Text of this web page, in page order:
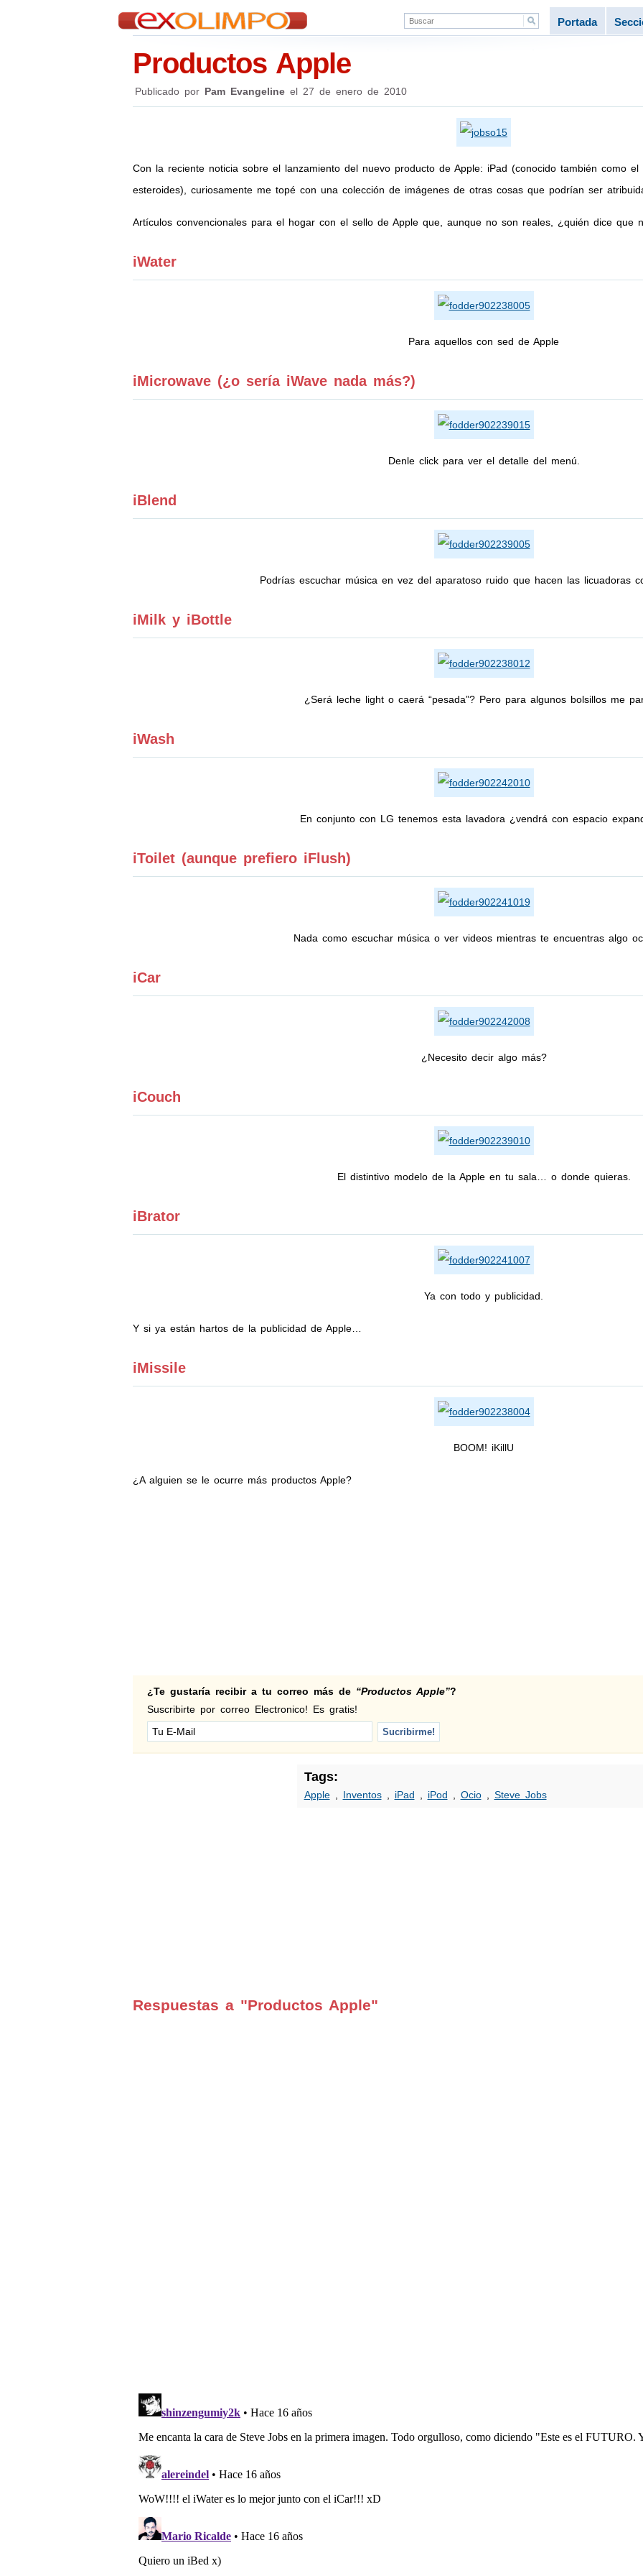
Portada
Productos Apple
Publicado por Pam Evangelineel 27 de enero de 2010
Con la reciente noticia sobre el lanzamiento del nuevo producto de Apple: iPad (conocido también como
esteroides), curiosamente me topé con una colección de imágenes de otras cosas que podrían ser
Artículos convencionales para el hogar con el sello de Apple que, aunque no son reales, ¿quién dice que
iWater
Para aquellos con sed de Apple
iMicrowave (¿o sería iWave nada más?)
Denle click para ver el detalle del menú.
iBlend
Podrías escuchar música en vez del aparatoso ruido que hacen las licuadoras
iMilk y iBottle
¿Será leche light o caerá “pesada”? Pero para algunos bolsillos me
iWash
En conjunto con LG tenemos esta lavadora ¿vendrá con espacio
iToilet (aunque prefiero iFlush)
Nada como escuchar música o ver videos mientras te encuentras algo
iCar
¿Necesito decir algo más?
iCouch
El distintivo modelo de la Apple en tu sala… o donde quieras.
iBrator
Ya con todo y publicidad.
Y si ya están hartos de la publicidad de Apple…
iMissile
BOOM! iKillU
¿A alguien se le ocurre más productos Apple?
¿Te gustaría recibir a tu correo más de “Productos Apple”?
Suscribirte por correo Electronico! Es gratis!
Tags:
Apple, Inventos, iPad iPod Ocio, Steve Jobs
Respuestas a "Productos Apple"